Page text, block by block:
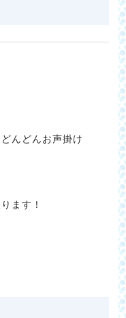
んどんお声掛け
ます！